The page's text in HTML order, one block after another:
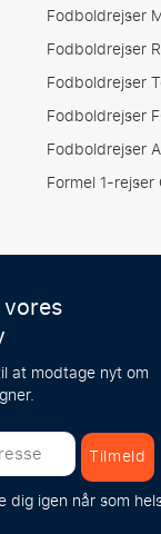
Fodboldrejser
Fodboldrejser
Fodboldrejser
Fodboldrejser
Fodboldrejser
Formel 1-
at modtage nyt om
tilmeld
dig igen når som